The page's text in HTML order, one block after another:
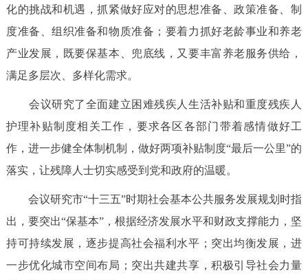
12345网上接诉即办 我要咨询 我要建议
参与调查
走进北京
多语种
ENGLISH 한국어 日本語
化的挑战和机遇，抓紧做好应对的思想准备、政策准备、制
度准备、组织准备和物质准备；要着力抓好老龄事业和养老
产业发展，既要保基本、兜底线，又要丰富养老服务供给，
满足多层次、多样化需求。
会议研究了全面建立困难残疾人生活补贴和重度残疾人
护理补贴制度相关工作，要求各区各部门带着感情做好工
作，进一步健全体制机制，做好两项补贴制度“最后一公里”的
落实，让残障人士切实感受到党和政府的温暖。
会议研究市“十三五”时期社会基本公共服务发展规划时指
出，要突出“保基本”，根据经济发展水平和财政支撑能力，坚
持可持续发展，逐步提高社会福利水平；突出均衡发展，进
一步优化城市空间布局；突出共建共享，积极引导社会力量